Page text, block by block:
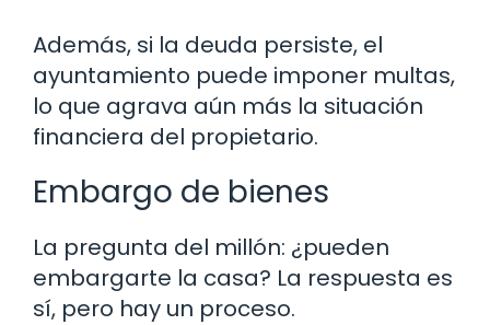
Además, si la deuda persiste, el
ayuntamiento puede imponer multas,
lo que agrava aún más la situación
financiera del propietario.
Embargo de bienes
La pregunta del millón: ¿pueden
embargarte la casa? La respuesta es
sí, pero hay un proceso.